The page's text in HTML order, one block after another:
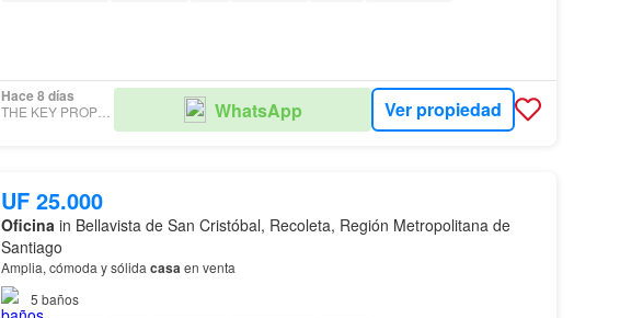
Hace 8 días
THE KEY PROPERTIES WhatsApp Ver propiedad
UF 25.000
Oficina in Bellavista de San Cristóbal, Recoleta, Región Metropolitana de
Santiago
Amplia, cómoda y sólida casaen venta
5 baños